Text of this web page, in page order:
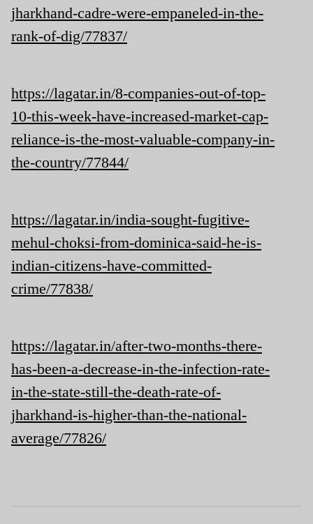
jharkhand-cadre-were-empaneled-in-the-
rank-of-dig/77837/
https://lagatar.in/8-companies-out-of-top-
10-this-week-have-increased-market-cap-
reliance-is-the-most-valuable-company-in-
the-country/77844/
https://lagatar.in/india-sought-fugitive-
mehul-choksi-from-dominica-said-he-is-
indian-citizens-have-committed-
crime/77838/
https://lagatar.in/after-two-months-there-
has-been-a-decrease-in-the-infection-rate-
in-the-state-still-the-death-rate-of-
jharkhand-is-higher-than-the-national-
average/77826/